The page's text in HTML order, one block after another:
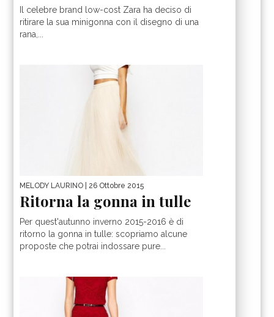
Il celebre brand low-cost Zara ha deciso di
ritirare la sua minigonna con il disegno di una
rana,...
MELODY LAURINO | 26 Ottobre 2015
Ritorna la gonna in tulle
Per quest'autunno inverno 2015-2016 è di
ritorno la gonna in tulle: scopriamo alcune
proposte che potrai indossare pure...